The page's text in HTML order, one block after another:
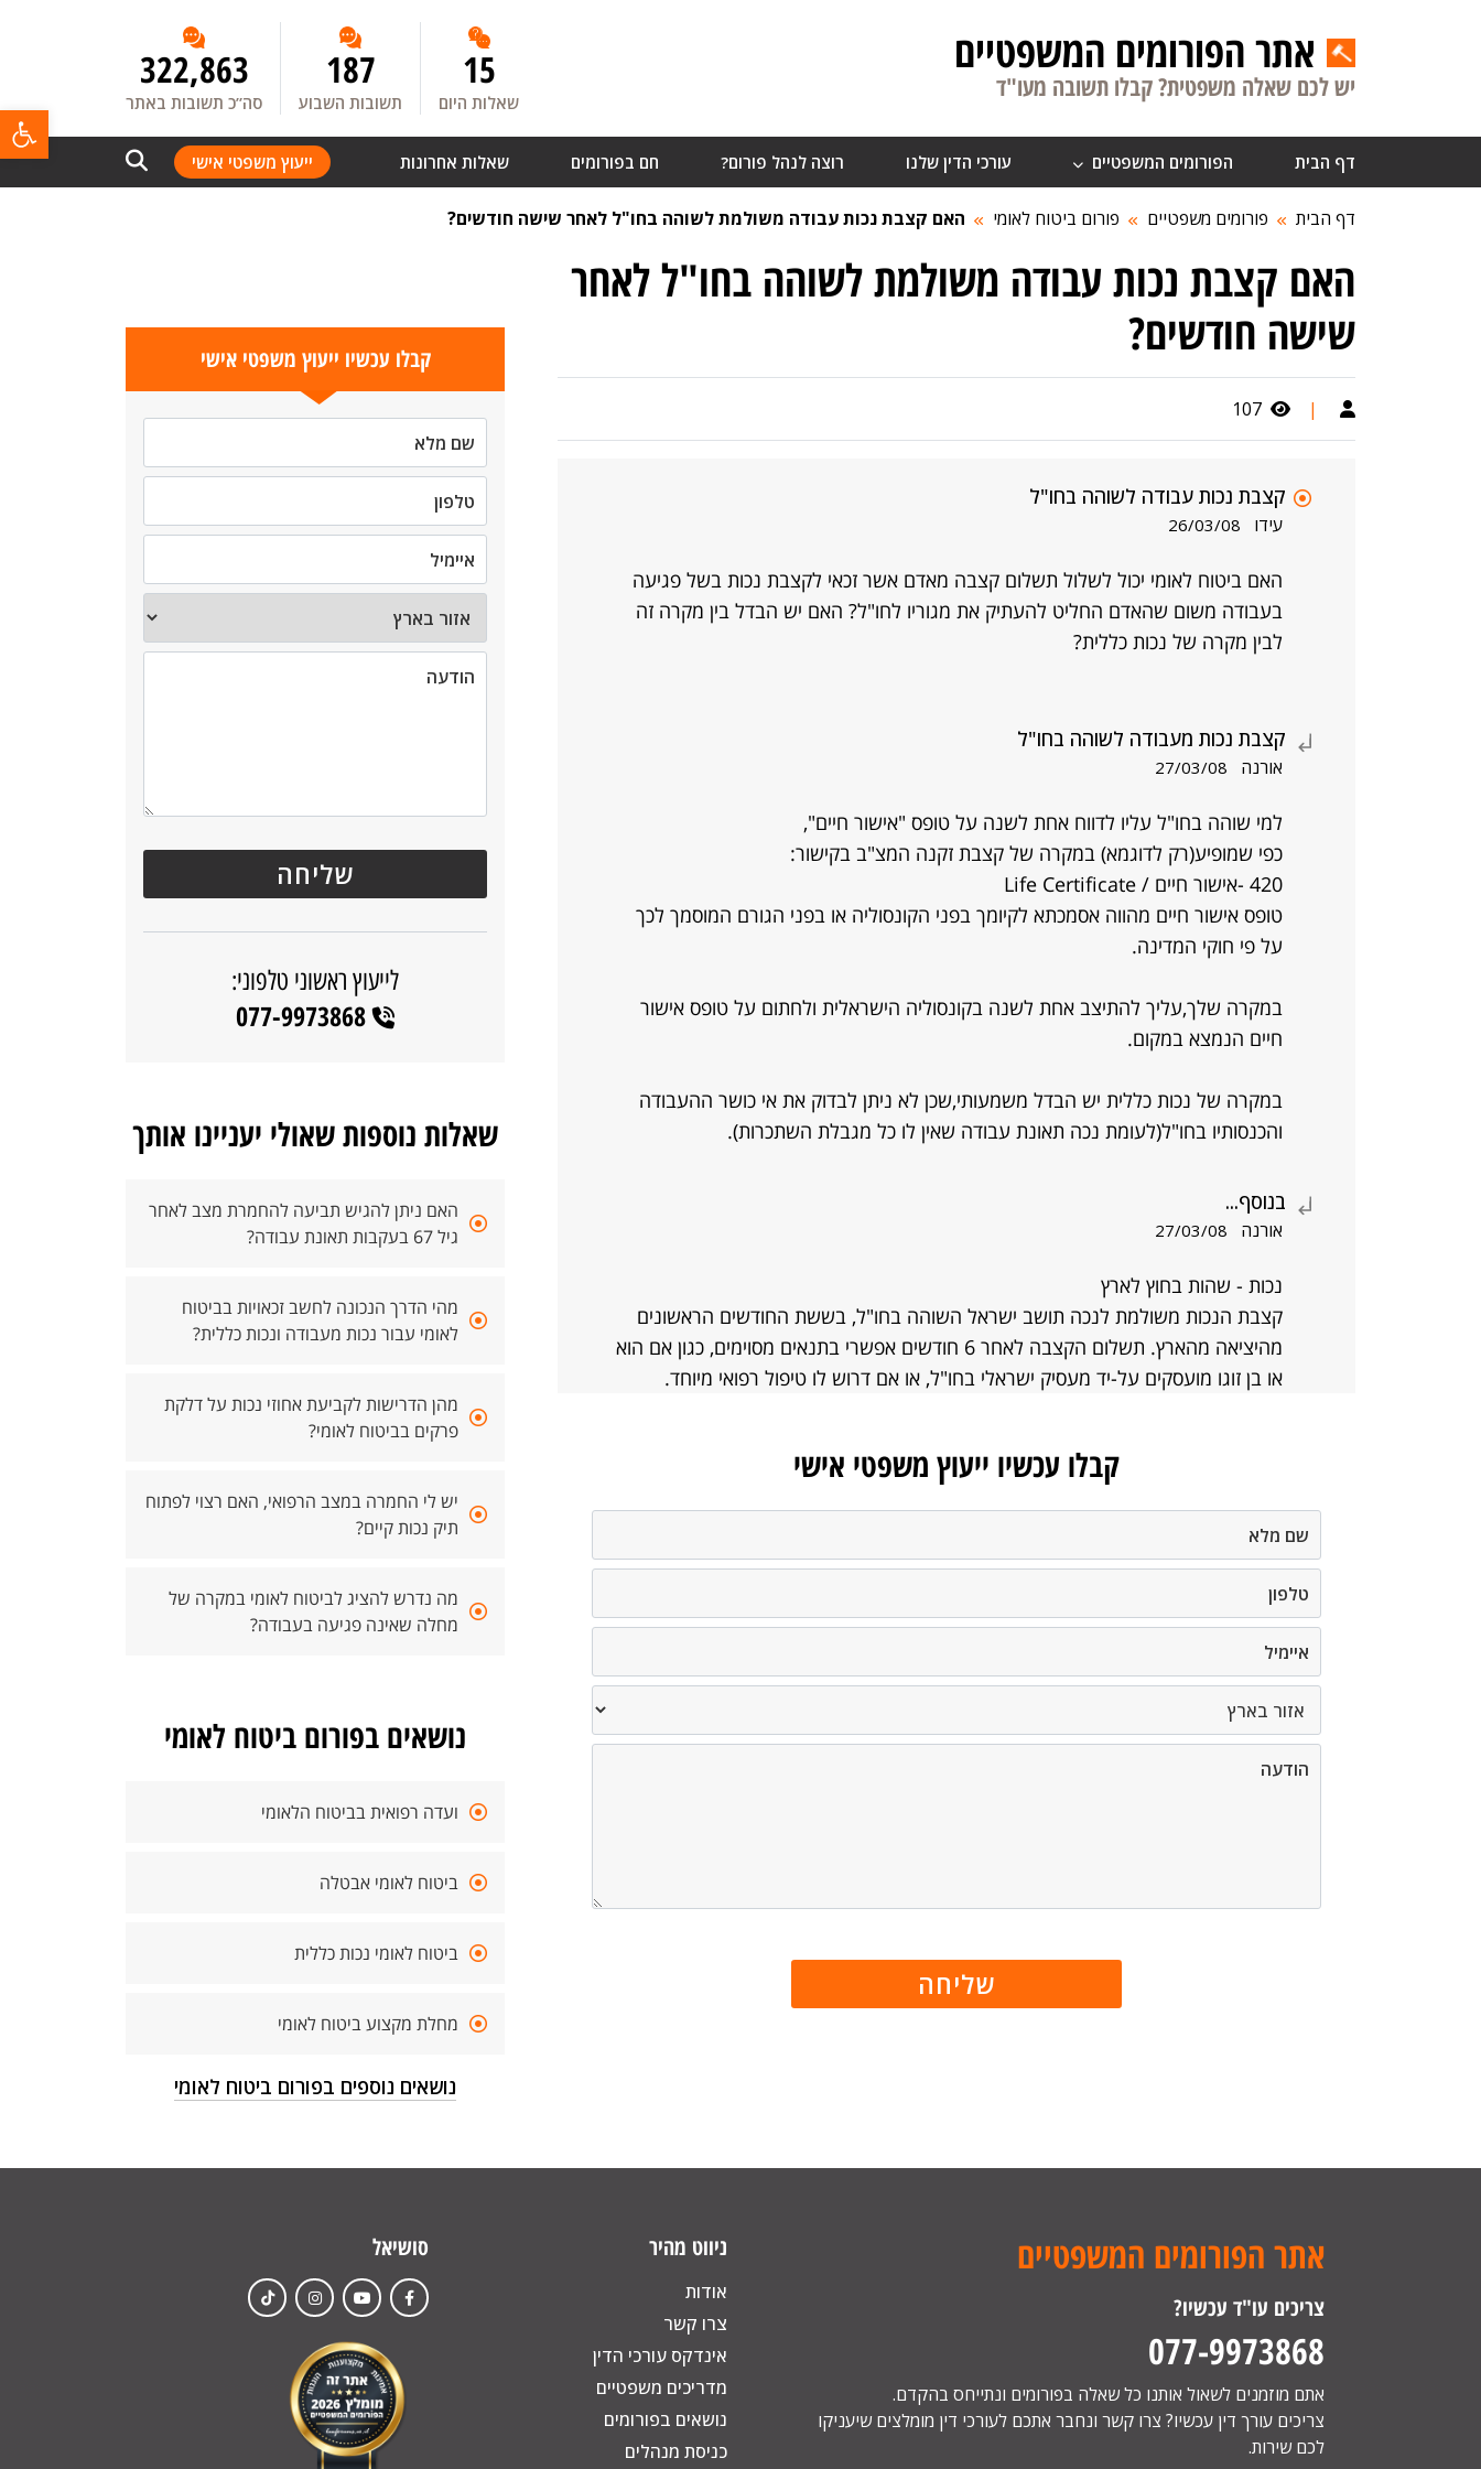
אתר הפורומים המשפטיים
יש לכם שאלה משפטית? קבלו תשובה מעו"ד 15
שאלות היום
187
תשובות השבוע
322,863
סה”כ תשובות באתר
דף הבית הפורומים המשפטיים עורכי הדין שלנו רוצה לנהל פורום? חם בפורומים שאלות אחרונות ייעוץ משפטי אישי
דף הבית פורומים משפטיים פורום ביטוח לאומי האם קצבת נכות עבודה משולמת לשוהה בחו"ל לאחר שישה חודשים?
האם קצבת נכות עבודה משולמת לשוהה בחו"ל לאחר
שישה חודשים?
|
107
קצבת נכות עבודה לשוהה בחו"ל
עידו 26/03/08
האם ביטוח לאומי יכול לשלול תשלום קצבה מאדם אשר זכאי לקצבת נכות בשל פגיעה
בעבודה משום שהאדם החליט להעתיק את מגוריו לחו"ל? האם יש הבדל בין מקרה זה
לבין מקרה של נכות כללית?
קצבת נכות מעבודה לשוהה בחו"ל
אורנה 27/03/08
למי שוהה בחו"ל עליו לדווח אחת לשנה על טופס "אישור חיים",
כפי שמופיע(רק לדוגמא) במקרה של קצבת זקנה המצ"ב בקישור:
420 -אישור חיים / Life Certificate
טופס אישור חיים מהווה אסמכתא לקיומך בפני הקונסוליה או בפני הגורם המוסמך לכך
על פי חוקי המדינה.
במקרה שלך,עליך להתיצב אחת לשנה בקונסוליה הישראלית ולחתום על טופס אישור
חיים הנמצא במקום.
במקרה של נכות כללית יש הבדל משמעותי,שכן לא ניתן לבדוק את אי כושר ההעבודה
והכנסותיו בחו"ל(לעומת נכה תאונת עבודה שאין לו כל מגבלת השתכרות).
בנוסף...
אורנה 27/03/08
נכות - שהות בחוץ לארץ
קצבת הנכות משולמת לנכה תושב ישראל השוהה בחו"ל, בששת החודשים הראשונים
מהיציאה מהארץ. תשלום הקצבה לאחר 6 חודשים אפשרי בתנאים מסוימים, כגון אם הוא
או בן זוגו מועסקים על-יד מעסיק ישראלי בחו"ל, או אם דרוש לו טיפול רפואי מיוחד.
קבלו עכשיו ייעוץ משפטי אישי
קבלו עכשיו ייעוץ משפטי אישי
לייעוץ ראשוני טלפוני:
077-9973868
שאלות נוספות שאולי יעניינו אותך
האם ניתן להגיש תביעה להחמרת מצב לאחר
גיל 67 בעקבות תאונת עבודה?
מהי הדרך הנכונה לחשב זכאויות בביטוח
לאומי עבור נכות מעבודה ונכות כללית?
מהן הדרישות לקביעת אחוזי נכות על דלקת
פרקים בביטוח לאומי?
יש לי החמרה במצב הרפואי, האם רצוי לפתוח
תיק נכות קיים?
מה נדרש להציג לביטוח לאומי במקרה של
מחלה שאינה פגיעה בעבודה?
נושאים בפורום ביטוח לאומי
ועדה רפואית בביטוח הלאומי
ביטוח לאומי אבטלה
ביטוח לאומי נכות כללית
מחלת מקצוע ביטוח לאומי
נושאים נוספים בפורום ביטוח לאומי
אתר הפורומים המשפטיים
צריכים עו"ד עכשיו?
077-9973868
אתם מוזמנים לשאול אותנו כל שאלה בפורומים ונתייחס בהקדם.
צריכים עורך דין עכשיו? צרו קשר ונחבר אתכם לעורכי דין מומלצים שיעניקו
לכם שירות.
ניווט מהיר
אודות
צרו קשר
אינדקס עורכי הדין
מדריכים משפטיים
נושאים בפורומים
כניסת מנהלים
סושיאל